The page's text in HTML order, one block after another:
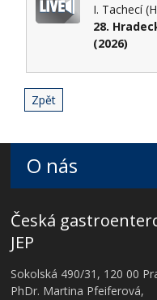
I. Tachecí
28.
(2026)
Zpět
O nás
Česká
JEP
Sokolská 490/31, 120 00
PhDr. Martina Pfeiferová,